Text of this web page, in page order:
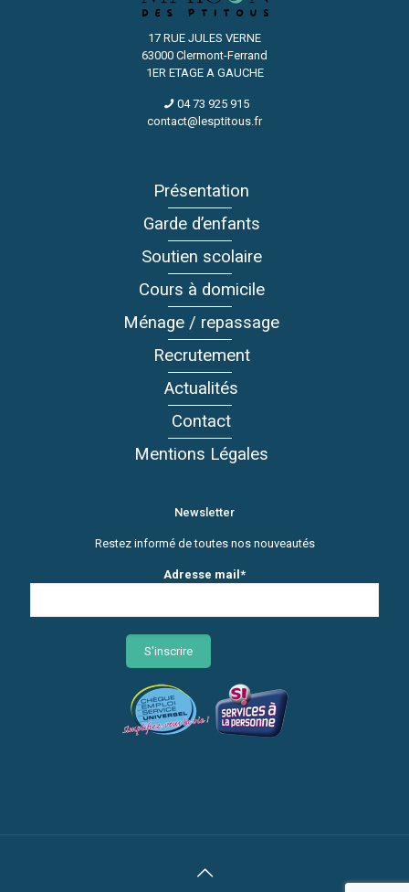
17 RUE JULES VERNE
63000 Clermont-Ferrand
1ER ETAGE A GAUCHE
04 73 925 915
contact@lesptitous.fr
Présentation
Garde d’enfants
Soutien scolaire
Cours à domicile
Ménage / repassage
Recrutement
Actualités
Contact
Mentions Légales
Newsletter
Restez informé de toutes nos nouveautés
Adresse mail*